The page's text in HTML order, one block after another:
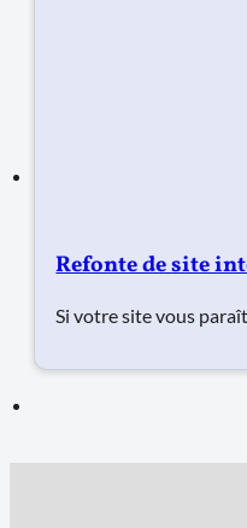
Refonte de site
Si votre site vous